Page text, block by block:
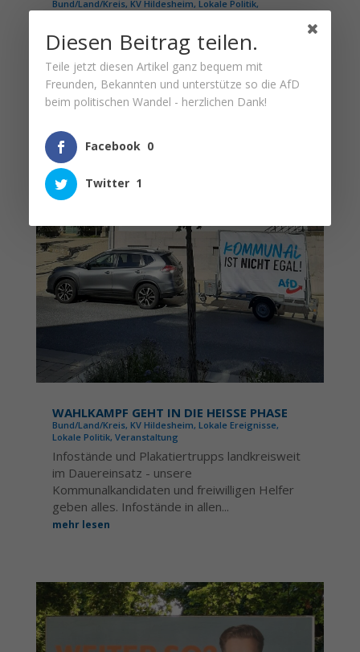
Bund/Land/Kreis, KV Hildesheim, Lokale Politik,
Nach diversen Nachfragen über Social-Media
fand gestern der erste Infostand in "der
Gemeinde mit den Burgen und Schlössern"
vor dem Rathaus statt...
mehr lesen
WAHLKAMPF GEHT IN DIE HEISSE PHASE
Bund/Land/Kreis, KV Hildesheim, Lokale Ereignisse,
Lokale Politik, Veranstaltung
Infostände und Plakatiertrupps landkreisweit
im Dauereinsatz - unsere
Kommunalkandidaten und freiwilligen Helfer
geben alles. Infostände in allen...
mehr lesen
Diesen Beitrag teilen.
Teile jetzt diesen Artikel ganz bequem mit
Freunden, Bekannten und unterstütze so die AfD
beim politischen Wandel - herzlichen Dank!
Facebook 0
Twitter 1